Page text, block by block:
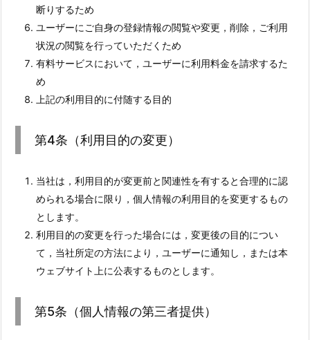
断りするため
ユーザーにご自身の登録情報の閲覧や変更，削除，ご利用
状況の閲覧を行っていただくため
有料サービスにおいて，ユーザーに利用料金を請求するた
め
上記の利用目的に付随する目的
第4条（利用目的の変更）
当社は，利用目的が変更前と関連性を有すると合理的に認
められる場合に限り，個人情報の利用目的を変更するもの
とします。
利用目的の変更を行った場合には，変更後の目的につい
て，当社所定の方法により，ユーザーに通知し，または本
ウェブサイト上に公表するものとします。
第5条（個人情報の第三者提供）